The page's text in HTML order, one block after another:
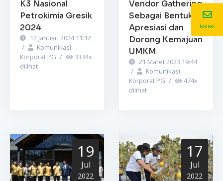
K3 Nasional
Petrokimia Gresik
2024
12 Januari 2024 11:12
/
Komunikasi
Korporat PG / 3334x
dilihat
Vendor Gathering
Sebagai Bentuk
Apresiasi dan
Dorong Kemajuan
UMKM
21 Maret 2023 19:44
/
Komunikasi
Korporat PG / 474x
dilihat
19
Jul
2022
17
Jul
2022
kontak